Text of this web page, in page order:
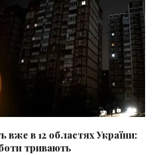
вже в 12 областях України:
тривають